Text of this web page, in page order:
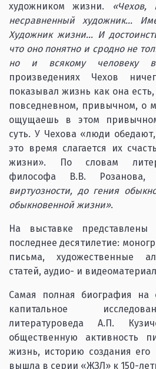
художником жизни.
несравненный художник...
Художник жизни... И
что оно понятно и сродно не
но и всякому человеку
произведениях Чехов
показывал жизнь как она
повседневном, привычном, о
ощущаешь в этом
суть. У Чехова «люди
это время слагается их
жизни». По словам
философа В.В.
виртуозности, до гения
обыкновенной жизни».
На выставке
последнее десятилетие:
письма, художественные
статей, аудио- и
Самая полная биография на
капитальное
литературоведа А.П.
общественную активность
жизнь, историю создания его
вышла в серии «ЖЗЛ» к 150-